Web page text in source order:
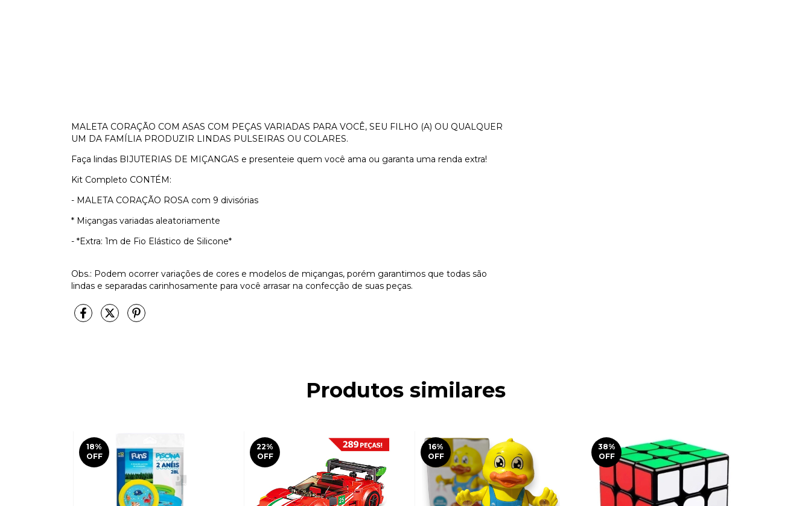
MALETA CORAÇÃO COM ASAS COM PEÇAS VARIADAS PARA VOCÊ, SEU FILHO (A) OU QUALQUER
UM DA FAMÍLIA PRODUZIR LINDAS PULSEIRAS OU COLARES.
Faça lindas BIJUTERIAS DE MIÇANGAS e presenteie quem você ama ou garanta uma renda extra!
Kit Completo CONTÉM:
- MALETA CORAÇÃO ROSA com 9 divisórias
* Miçangas variadas aleatoriamente
- *Extra: 1m de Fio Elástico de Silicone*
Obs.: Podem ocorrer variações de cores e modelos de miçangas, porém garantimos que todas são
lindas e separadas carinhosamente para você arrasar na confecção de suas peças.
Produtos similares
18%
OFF
22%
OFF
16%
OFF
38%
OFF